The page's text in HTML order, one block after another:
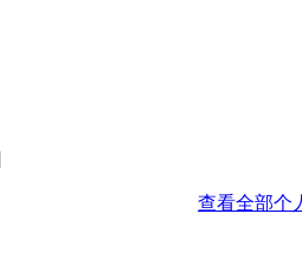
查看全部个